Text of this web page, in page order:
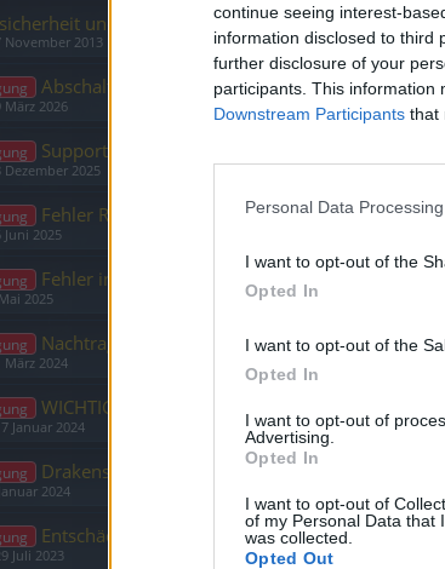
continue seeing interest-
information disclosed to third
further disclosure of your
participants. This information
Downstream Participants that
Personal Data
I want to opt-out of the
Opted In
I want to opt-out of the
Opted In
I want to opt-out of
Advertising.
Opted In
I want to opt-out of
of my Personal Data that
was collected.
Opted Out
und Newsletter
November 2013
Abschaltung der Zahlungsmethode „Bezahlung
März 2026
Support - Aenderung der verfuegbaren Sprachen
Dezember 2025
Fehler Rangliste und Pet Collector's Bag
Juni 2025
Fehler in der täglichen Quest behoben -
2025
Nachtrag Bonuscode Adventskalender &
März 2024
WICHTIG: Problembehebung Premiumdauer
Januar 2024
Drakensang Online: Preisanpassungen für
2024
Entschädigungs-Bonuscode
Juli 2023